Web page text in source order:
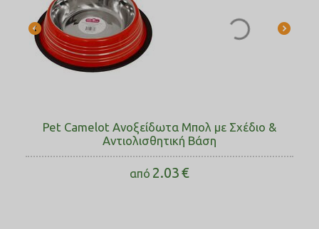
Pet Camelot Ανοξείδωτα Μπολ με Σχέδιο &
Αντιολισθητική Βάση
από 2.03€